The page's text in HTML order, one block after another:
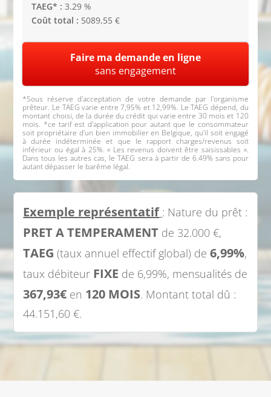
TAEG* :3.29 %
Coût total : 5089,55 €
Faire ma demande en ligne
sans engagement
*Sous réserve d'acceptation de votre demande par l'organisme
prêteur. Le TAEG varie entre 7,95% et 12,99%. Le TAEG dépend, du
montant choisi, de la durée du crédit qui varie entre 30 mois et 120
mois. *ce tarif est d'application pour autant que le consommateur
soit propriétaire d'un bien immobilier en Belgique, qu'il soit engagé
à durée indéterminée et que le rapport charges/revenus soit
inférieur ou égal à 25%. « Les revenus doivent être saisissables ».
Dans tous les autres cas, le TAEG sera à partir de 6.49% sans pour
autant dépasser le barême légal.
Exemple représentatif : Nature du prêt :
PRET A TEMPERAMENT de 32.000 €,
TAEG (taux annuel effectif global) de6,99%,
taux débiteur FIXE de 6,99%, mensualités de
367,93€ en 120 MOIS. Montant total dû :
44.151,60 €.